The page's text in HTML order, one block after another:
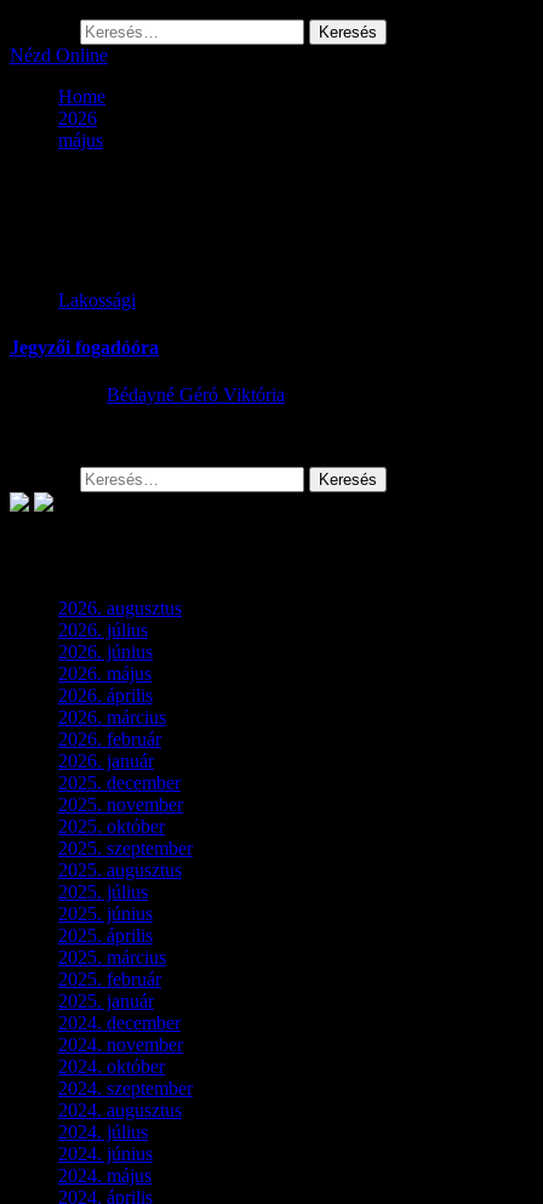
Nézd Online
Home
2026
május
Lakossági
Jegyzői fogadóóra
Bédayné Géró Viktória
2026. augusztus
2026. július
2026. június
2026. május
2026. április
2026. március
2026. február(4)
2026. január(2)
2025. december(4)
2025. november(3)
2025. október(3)
2025. szeptember(5)
2025. augusztus
2025. július
2025. június
2025. április
2025. március
2025. február(7)
2025. január(3)
2024. december(3)
2024. november(7)
2024. október(6)
2024. szeptember(4)
2024. augusztus
2024. július
2024. június
2024. május
2024. április